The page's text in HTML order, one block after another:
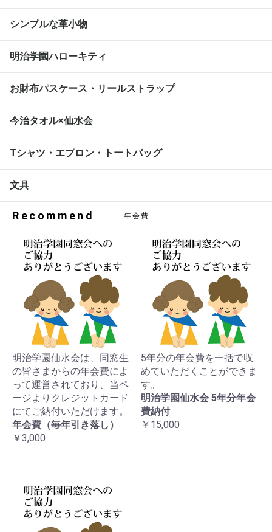
シンプルな革小物
明治学園ハローキティ
お財布パスケース・リールストラップ
今治タオル×仙水会
Tシャツ・エプロン・トートバッグ
文具
Recommend 年会費
明治学園仙水会は、同窓生
の皆さまからの年会費によ
って運営されており、当ペ
ージよりクレジットカード
にてご納付いただけます。
年会費（毎年引き落し）
￥3,000
5年分の年会費を一括で収
めていただくことができま
す。
明治学園仙水会 5年分年会
費納付
￥15,000